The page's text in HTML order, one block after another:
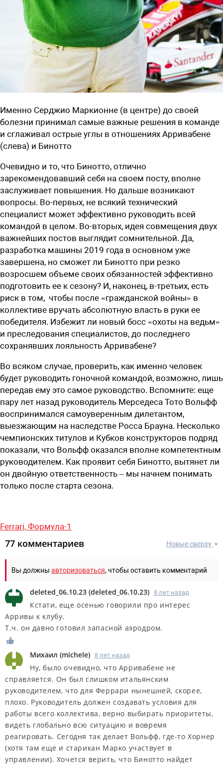
Именно Серджио Маркионне (в центре) до своей
болезни принимал самые важные решения в команде
и сглаживал острые углы в отношениях Арривабене
(слева) и Бинотто
Очевидно и то, что Бинотто, отлично
зарекомендовавший себя на своем посту, вполне
заслуживает повышения. Но дальше возникают
вопросы. Во-первых, не всякий технический
специалист может эффективно руководить всей
командой в целом. Во-вторых, идея совмещения двух
важнейших постов выглядит сомнительной. Да,
разработка машины 2019 года в основном уже
завершена, но сможет ли Бинотто при резко
возросшем объеме своих обязанностей эффективно
подготовить ее к сезону? И, наконец, в-третьих, есть
риск в том, чтобы после «гражданской войны» в
коллективе вручать абсолютную власть в руки ее
победителя. Избежит ли новый босс «охоты на ведьм»
и преследования специалистов, до последнего
сохранявших лояльность Арривабене?
Во всяком случае, проверить, как именно человек
будет руководить гоночной командой, возможно, лишь
передав ему это самое руководство. Вспомните: еще
пару лет назад руководитель Мерседеса Тото Вольфф
воспринимался самоуверенным дилетантом,
выезжающим на наследстве Росса Брауна. Несколько
чемпионских титулов и Кубков конструкторов подряд
показали, что Вольфф оказался вполне компетентным
руководителем. Как проявит себя Бинотто, вытянет ли
он двойную ответственность – мы начнем понимать
только после старта сезона.
Ferrari, Формула-1
Новые сверху
77 комментариев
Вы должны авторизоваться, чтобы оставить комментарий
deleted_06.10.23 (deleted_06.10.23) 8 лет назад
Кстати, еще осенью говорили про интерес
Арривы к клубу.
Т.ч. он давно готовил запасной аэродром.
Михаил (michele) 8 лет назад
Ну, было очевидно, что Арривабене не
справляется. Он был слишком итальянским
руководителем, что для Феррари нынешней, скорее,
плохо. Руководитель должен создавать условия для
работы всего коллектива, верно выбирать приоритеты,
видеть глобально всю ситуацию и вовремя
реагировать. Сегодня так делает Вольфф, где-то Хорнер
(хотя там еще и старикан Марко участвует в
управлении). Хочется верить, что Бинотто найдет